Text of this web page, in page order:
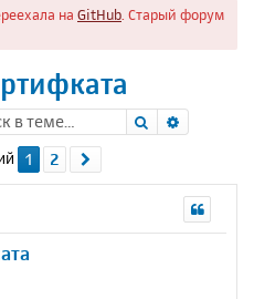
на GitHub . Старый форум
Поиск
1 2